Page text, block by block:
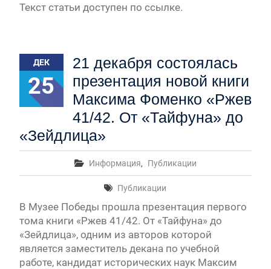
Текст статьи доступен по ссылке.
ДЕК
25
21 декабря состоялась
презентация новой книги
Максима Фоменко «Ржев
41/42. От «Тайфуна» до
«Зейдлица»
Информация, Публикации
Публикации
В Музее Победы прошла презентация первого
тома книги «Ржев 41/42. От «Тайфуна» до
«Зейдлица», одним из авторов которой
является заместитель декана по учебной
работе, кандидат исторических наук Максим